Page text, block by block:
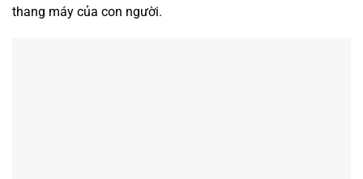
thang máy của con người.